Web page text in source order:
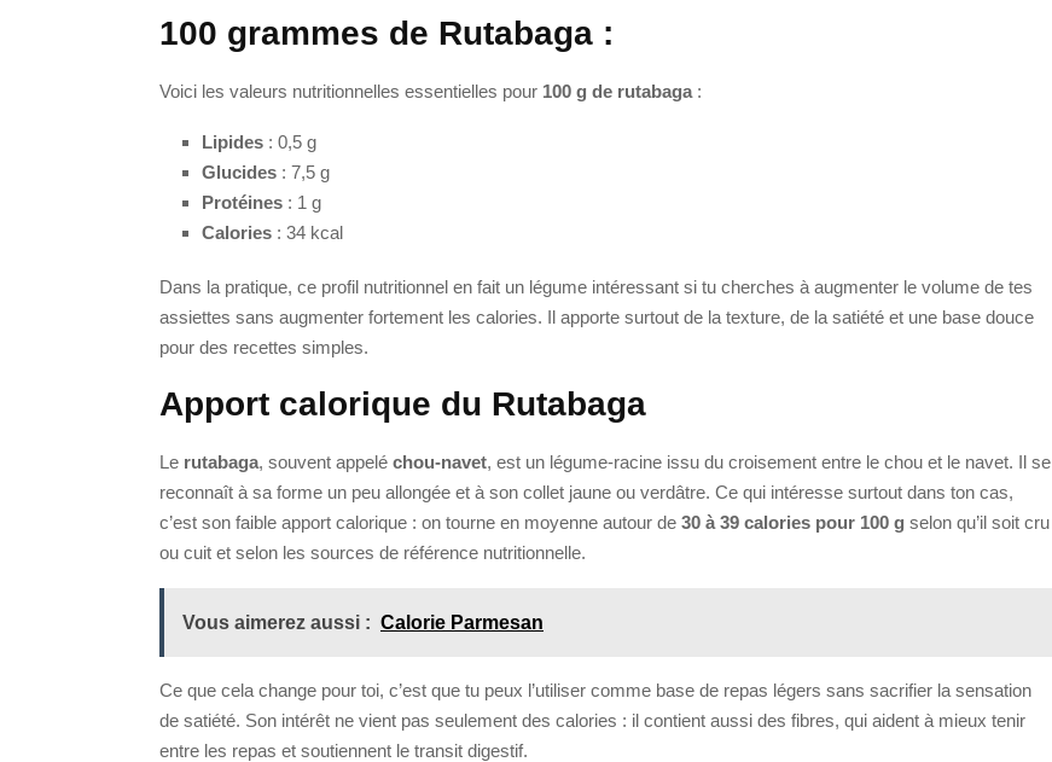
100 grammes de Rutabaga :
Voici les valeurs nutritionnelles essentielles pour 100 g de rutabaga :
Lipides : 0,5 g
Glucides : 7,5 g
Protéines : 1 g
Calories : 34 kcal
Dans la pratique, ce profil nutritionnel en fait un légume intéressant si tu cherches à augmenter le volume de tes
assiettes sans augmenter fortement les calories. Il apporte surtout de la texture, de la satiété et une base douce
pour des recettes simples.
Apport calorique du Rutabaga
Le rutabaga, souvent appelé chou-navet, est un légume-racine issu du croisement entre le chou et le navet. Il se
reconnaît à sa forme un peu allongée et à son collet jaune ou verdâtre. Ce qui intéresse surtout dans ton cas,
c’est son faible apport calorique : on tourne en moyenne autour de 30 à 39 calories pour 100 g selon qu’il soit cru
ou cuit et selon les sources de référence nutritionnelle.
Vous aimerez aussi : Calorie Parmesan
Ce que cela change pour toi, c’est que tu peux l’utiliser comme base de repas légers sans sacrifier la sensation
de satiété. Son intérêt ne vient pas seulement des calories : il contient aussi des fibres, qui aident à mieux tenir
entre les repas et soutiennent le transit digestif.